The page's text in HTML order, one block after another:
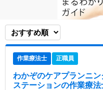
作業療法士 正職員
わかぞのケアプランニ
ステーションの作業療